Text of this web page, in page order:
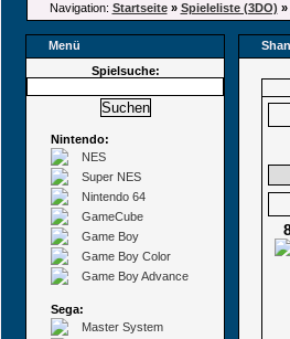
Navigation: Startseite» Spieleliste (3DO) »
Menü
Spielsuche:
Nintendo:
NES
Super NES
Nintendo 64
GameCube
Game Boy
Game Boy Color
Game Boy Advance
Sega:
Master System